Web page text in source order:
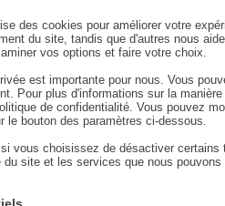
des cookies pour améliorer votre
du site, tandis que d'autres nous
vos options et faire votre choix.
est importante pour nous. Vous
Pour plus d'informations sur la
de confidentialité. Vous pouvez
le bouton des paramètres ci-dessous.
vous choisissez de désactiver
du site et les services que nous pouvons